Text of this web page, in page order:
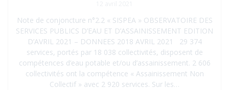
Note de conjoncture n°2.2 « SISPEA » OBSERVATOIRE DES
SERVICES PUBLICS D’EAU ET D’ASSAINISSEMENT EDITION
D’AVRIL 2021 – DONNEES 2018 AVRIL 2021 29 374
services, portés par 18 038 collectivités, disposent de
compétences d’eau potable et/ou d’assainissement. 2 606
collectivités ont la compétence « Assainissement Non
Collectif » avec 2 920 services. Sur les…